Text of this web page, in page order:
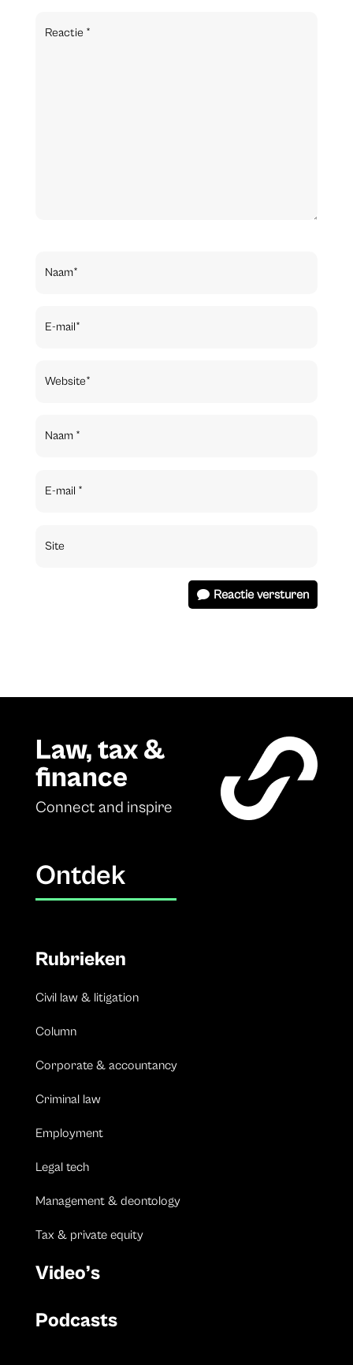
Reactie versturen
Law, tax &
finance
Connect and inspire
Ontdek
Rubrieken
Civil law & litigation
Column
Corporate & accountancy
Criminal law
Employment
Legal tech
Management & deontology
Tax & private equity
Video’s
Podcasts